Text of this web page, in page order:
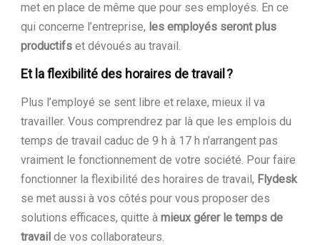
met en place de même que pour ses employés. En ce
qui concerne l’entreprise, les employés seront plus
productifs et dévoués au travail.
Et la flexibilité des horaires de travail ?
Plus l’employé se sent libre et relaxe, mieux il va
travailler. Vous comprendrez par là que les emplois du
temps de travail caduc de 9 h à 17 h n’arrangent pas
vraiment le fonctionnement de votre société. Pour faire
fonctionner la flexibilité des horaires de travail, Flydesk
se met aussi à vos côtés pour vous proposer des
solutions efficaces, quitte à mieux gérer le temps de
travail de vos collaborateurs.